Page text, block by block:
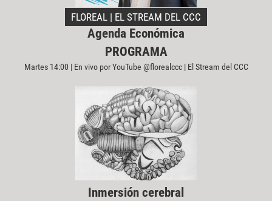
FLOREAL | EL STREAM DEL CCC
Agenda Económica
PROGRAMA
Martes 14:00 | En vivo por YouTube @florealccc | El Stream del CCC
Inmersión cerebral